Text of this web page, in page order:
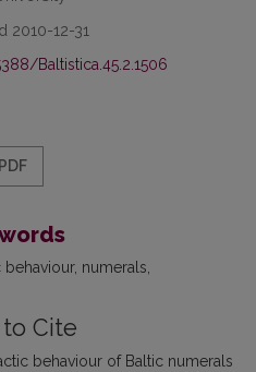
2010-12-31
Baltistica.45.2.1506
PDF
numerals
Cite
behaviour of Baltic numerals